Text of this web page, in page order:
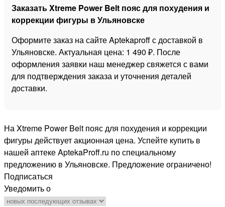
Заказать Xtreme Power Belt пояс для похудения и
коррекции фигуры в Ульяновске
Оформите заказ на сайте Aptekaproff с доставкой в
Ульяновске. Актуальная цена: 1 490 ₽. После
оформления заявки наш менеджер свяжется с вами
для подтверждения заказа и уточнения деталей
доставки.
На Xtreme Power Belt пояс для похудения и коррекции
фигуры действует акционная цена. Успейте купить в
нашей аптеке AptekaProff.ru по специальному
предложению в Ульяновске. Предложение ограничено!
Подписаться
Уведомить о